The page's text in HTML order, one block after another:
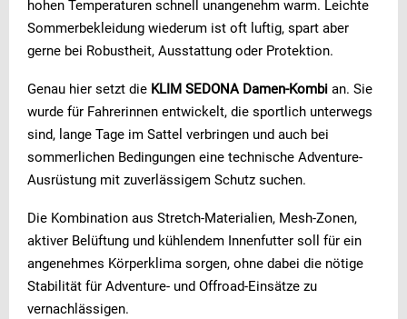
hohen Temperaturen schnell unangenehm warm. Leichte
Sommerbekleidung wiederum ist oft luftig, spart aber
gerne bei Robustheit, Ausstattung oder Protektion.
Genau hier setzt die KLIM SEDONA Damen-Kombi an. Sie
wurde für Fahrerinnen entwickelt, die sportlich unterwegs
sind, lange Tage im Sattel verbringen und auch bei
sommerlichen Bedingungen eine technische Adventure-
Ausrüstung mit zuverlässigem Schutz suchen.
Die Kombination aus Stretch-Materialien, Mesh-Zonen,
aktiver Belüftung und kühlendem Innenfutter soll für ein
angenehmes Körperklima sorgen, ohne dabei die nötige
Stabilität für Adventure- und Offroad-Einsätze zu
vernachlässigen.